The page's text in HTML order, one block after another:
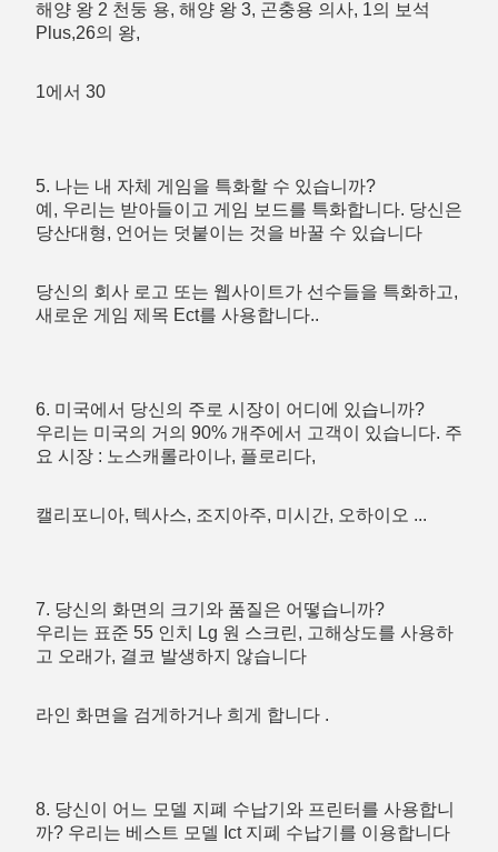
해양 왕 2 천둥 용, 해양 왕 3, 곤충용 의사, 1의 보석
Plus,26의 왕,
1에서 30
5. 나는 내 자체 게임을 특화할 수 있습니까?
예, 우리는 받아들이고 게임 보드를 특화합니다. 당신은
당산대형, 언어는 덧붙이는 것을 바꿀 수 있습니다
당신의 회사 로고 또는 웹사이트가 선수들을 특화하고,
새로운 게임 제목 Ect를 사용합니다..
6. 미국에서 당신의 주로 시장이 어디에 있습니까?
우리는 미국의 거의 90% 개주에서 고객이 있습니다. 주
요 시장 : 노스캐롤라이나, 플로리다,
캘리포니아, 텍사스, 조지아주, 미시간, 오하이오 ...
7. 당신의 화면의 크기와 품질은 어떻습니까?
우리는 표준 55 인치 Lg 원 스크린, 고해상도를 사용하
고 오래가, 결코 발생하지 않습니다
라인 화면을 검게하거나 희게 합니다 .
8. 당신이 어느 모델 지폐 수납기와 프린터를 사용합니
까? 우리는 베스트 모델 Ict 지폐 수납기를 이용합니다